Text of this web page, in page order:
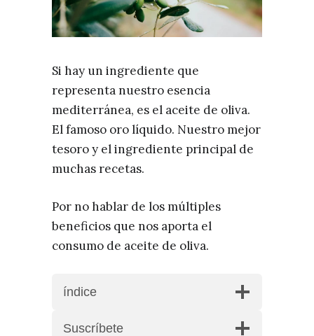
RECOMENDACIONES
Si hay un ingrediente que
representa nuestro esencia
mediterránea, es el aceite de oliva.
El famoso oro líquido. Nuestro mejor
tesoro y el ingrediente principal de
muchas recetas.
Por no hablar de los múltiples
beneficios que nos aporta el
consumo de aceite de oliva.
índice
Suscríbete